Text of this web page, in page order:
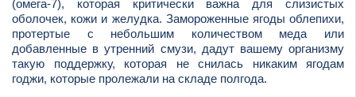
(омега-7), которая критически важна для слизистых
оболочек, кожи и желудка. Замороженные ягоды облепихи,
протертые с небольшим количеством меда или
добавленные в утренний смузи, дадут вашему организму
такую поддержку, которая не снилась никаким ягодам
годжи, которые пролежали на складе полгода.